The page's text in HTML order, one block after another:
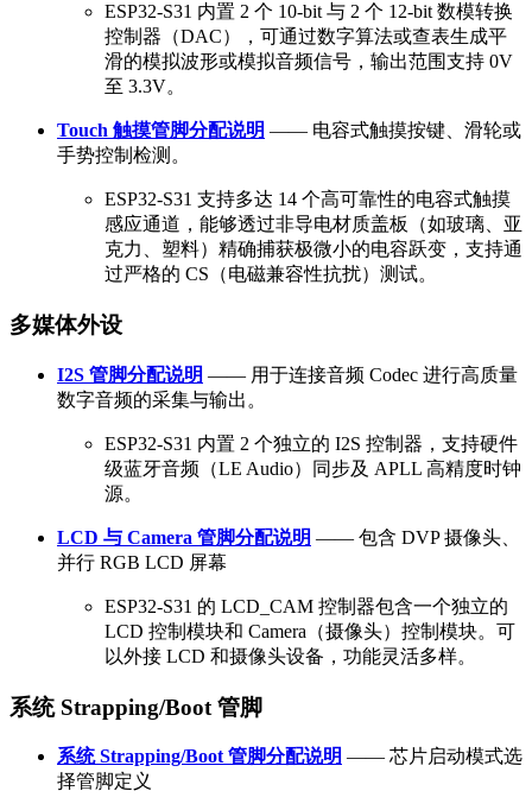
ESP32-S31 内置 2 个 10-bit 与 2 个 12-bit 数模转换
控制器（DAC），可通过数字算法或查表生成平
滑的模拟波形或模拟音频信号，输出范围支持 0V
至 3.3V。
Touch 触摸管脚分配说明 —— 电容式触摸按键、滑轮或
手势控制检测。
ESP32-S31 支持多达 14 个高可靠性的电容式触摸
感应通道，能够透过非导电材质盖板（如玻璃、亚
克力、塑料）精确捕获极微小的电容跃变，支持通
过严格的 CS（电磁兼容性抗扰）测试。
多媒体外设
I2S 管脚分配说明 —— 用于连接音频 Codec 进行高质量
数字音频的采集与输出。
ESP32-S31 内置 2 个独立的 I2S 控制器，支持硬件
级蓝牙音频（LE Audio）同步及 APLL 高精度时钟
源。
LCD 与 Camera 管脚分配说明 —— 包含 DVP 摄像头、
并行 RGB LCD 屏幕
ESP32-S31 的 LCD_CAM 控制器包含一个独立的
LCD 控制模块和 Camera（摄像头）控制模块。可
以外接 LCD 和摄像头设备，功能灵活多样。
系统 Strapping/Boot 管脚
系统 Strapping/Boot 管脚分配说明 —— 芯片启动模式选
择管脚定义